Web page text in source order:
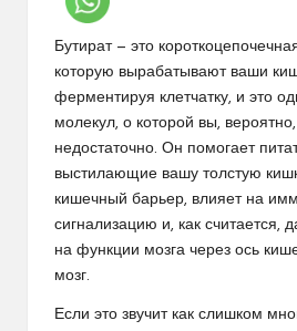
Бутират — это
которую вырабатывают ваши
ферментируя клетчатку, и это
молекул, о которой вы,
недостаточно. Он помогает
выстилающие вашу толстую
кишечный барьер, влияет на
сигнализацию и, как считается,
на функции мозга через ось
мозг.
Если это звучит как слишком